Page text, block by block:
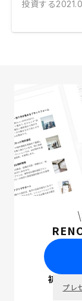
投資する
初回面談
プレ